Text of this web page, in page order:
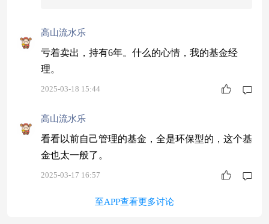
高山流水乐
亏着卖出，持有6年。什么的心情，我的基金经
理。
2025-03-18 15:44
高山流水乐
看看以前自己管理的基金，全是环保型的，这个基
金也太一般了。
2025-03-17 16:57
至APP查看更多讨论